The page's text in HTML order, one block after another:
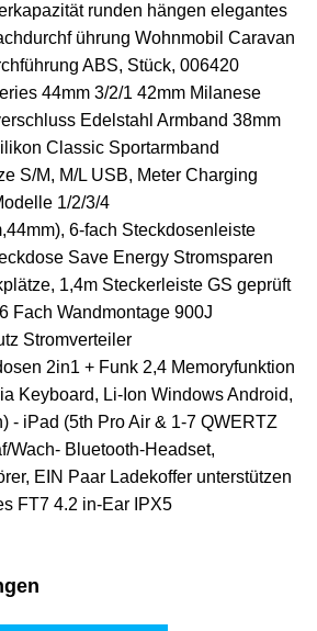
runden hängen elegantes
ührung Wohnmobil Caravan
ABS, Stück, 006420
44mm 3/2/1 42mm Milanese
Edelstahl Armband 38mm
Classic Sportarmband
S/M, M/L USB, Meter Charging
1/2/3/4
6-fach Steckdosenleiste
Save Energy Stromsparen
1,4m Steckerleiste GS geprüft
Fach Wandmontage 900J
Stromverteiler
2in1 + Funk 2,4 Memoryfunktion
Keyboard, Li-Ion Windows Android,
- iPad (5th Pro Air & 1-7 QWERTZ
Wach- Bluetooth-Headset,
EIN Paar Ladekoffer unterstützen
FT7 4.2 in-Ear IPX5